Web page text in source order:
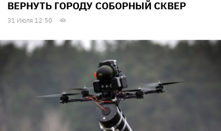
ВЕРНУТЬ ГОРОДУ СОБОРНЫЙ СКВЕР
31 Июля 12:50